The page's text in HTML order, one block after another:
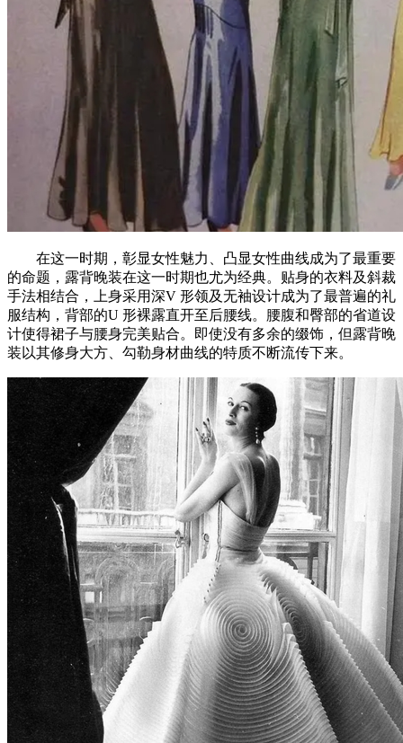
在这一时期，彰显女性魅力、凸显女性曲线成为了最重要
的命题，露背晚装在这一时期也尤为经典。贴身的衣料及斜裁
手法相结合，上身采用深V 形领及无袖设计成为了最普遍的礼
服结构，背部的U 形裸露直开至后腰线。腰腹和臀部的省道设
计使得裙子与腰身完美贴合。即使没有多余的缀饰，但露背晚
装以其修身大方、勾勒身材曲线的特质不断流传下来。